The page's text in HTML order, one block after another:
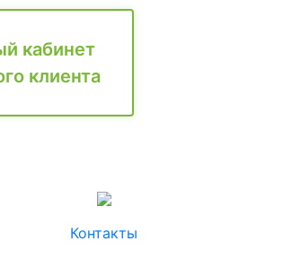
кабинет
клиента
Контакты